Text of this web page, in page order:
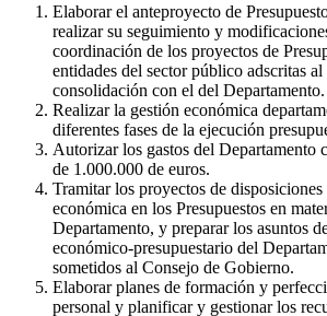
Elaborar el anteproyecto de
realizar su seguimiento y
coordinación de los proyectos de
entidades del sector público adscritas
consolidación con el del Departamento.
Realizar la gestión económica
diferentes fases de la ejecución
Autorizar los gastos del Departamento
de 1.000.000 de euros.
Tramitar los proyectos de
económica en los Presupuestos en
Departamento, y preparar los asuntos
económico-presupuestario del
sometidos al Consejo de Gobierno.
Elaborar planes de formación y
personal y planificar y gestionar los